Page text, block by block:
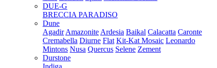
DUE-G
BRECCIA PARADISO
Dune
Agadir Amazonite Ardesia Baikal Calacatta Caronte
Cremabella Diurne Flat Kit-Kat Mosaic Leonardo
Mintons Nusa Quercus Selene Zement
Durstone